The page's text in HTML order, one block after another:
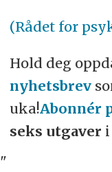
(Rådet for
Hold deg
nyhetsbrev
uka!Abonnér
seks utgaver i
"